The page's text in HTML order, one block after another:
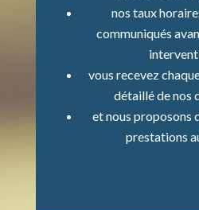
nos taux
communiqués
vous recevez
détaillé de nos
et nous proposons
prestations